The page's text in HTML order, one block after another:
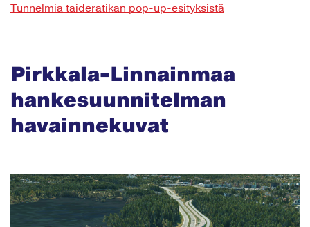
Tunnelmia taideratikan pop-up-esityksistä
Pirkkala-Linnainmaa
hankesuunnitelman
havainnekuvat